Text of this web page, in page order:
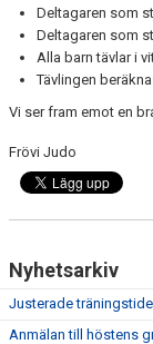
Deltagaren som
Deltagaren som
Alla barn tävlar i
Tävlingen
Vi ser fram emot en
Frövi Judo
Nyhetsarkiv
Justerade
Anmälan till höstens